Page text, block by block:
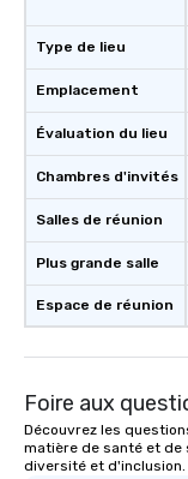
Type de lieu
Emplacement
Évaluation du lieu
Chambres d'invités
Salles de réunion
Plus grande salle
Espace de réunion
Foire aux
Découvrez les
matière de santé et de
diversité et d'inclusion.